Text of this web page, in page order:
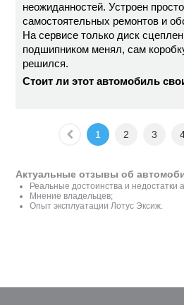
неожиданностей. Устроен
самостоятельных ремонтов и
На сервисе только диск
подшипником менял, сам
решился.
Стоит ли этот автомобиль
1 2 3
Актуальные отзывы об
Реальные достоинства и недостатки
Мнение владельцев;
Опыт эксплуатации Лотус Эксиж.